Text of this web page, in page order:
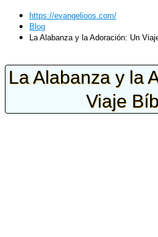
https://evangelioos.com/
Blog
La Alabanza y la Adoración: Un
La Alabanza y la
Viaje